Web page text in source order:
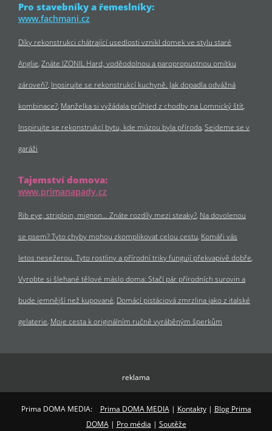
Pro stavebníky a řemeslníky:
www.fachmani.cz
Díky rekonstrukci chátrající usedlosti vznikl domek ve stylu staré
Anglie Znáte IZONIL Hard, voděodolnou a paropropustnou omítku
zároveň? Inpsirujte se rekonstrukcí kuchyně. Jak dopadla odvážná
kombinace? Manželka si vyžádala průhled z chodby na Lomnický štít
Inspirujte se rekonstrukcí bytu, kde múzou byla příroda Sejdeme se v
garáži
Tajemství domova:
www.primanapady.cz
Rib eye, striploin, mignon… Znáte rozdíly mezi steaky? Na dovolenou
se psem? Tyto chyby mohou zkomplikovat celou cestu Komáři vás
letos nesežerou. Tyto rostliny a přírodní triky fungují překvapivě dobře
Vyrobte si šlehané tělové máslo doma: Stačí pár přírodních surovin a
bude jemnější než kupované Domácí pistáciová zmrzlina jako z italské
gelaterie Moje cesta k originálním ručně vyráběným šperkům
reklama
Prima DOMA MEDIA: Prima DOMA MEDIA| Kontakty| Blog Prima
DOMA| Pro média | Soutěže